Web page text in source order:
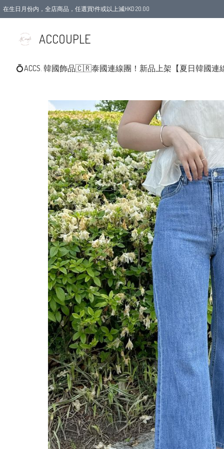
在生日月份内，全店商品，任選買1件或以上減HKD 20.00
ACCOUPLE
💍ACCS. 韓國飾品🇨🇷泰國連線團！新品上架 【夏日韓國